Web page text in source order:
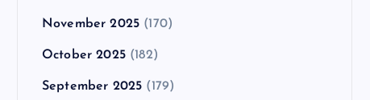
November 2025 (170)
October 2025(182)
September 2025 (179)